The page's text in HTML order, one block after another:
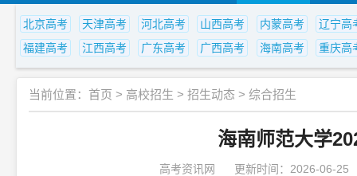
北京高考 天津高考 河北高考 山西高考 内蒙高考
辽宁高
福建高考
江西高考 广东高考 广西高考 海南高考 重庆高
当前位置： 首页 > 高校招生 > 招生动态 > 综合招生
海南师范大学
高考资讯网 更新时间：2026-06-25